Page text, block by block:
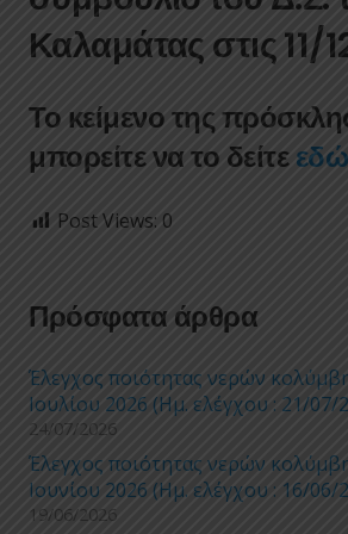
Καλαμάτας στις 11/
Το κείμενο της
μπορείτε να το δείτεεδώ
Post Views: 0
Πρόσφατα άρθρα
Έλεγχος ποιότητας νερών
Ιουλίου 2026 (Ημ. ελέγχου : 21/07/
24/07/2026
Έλεγχος ποιότητας νερών
Ιουνίου 2026 (Ημ. ελέγχου : 16/06/
19/06/2026